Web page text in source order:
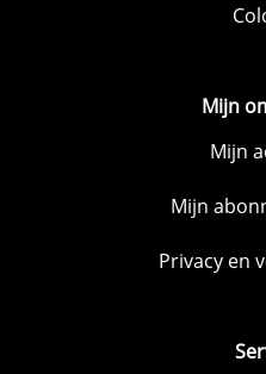
Mijn
Mijn
Mijn
Privacy en